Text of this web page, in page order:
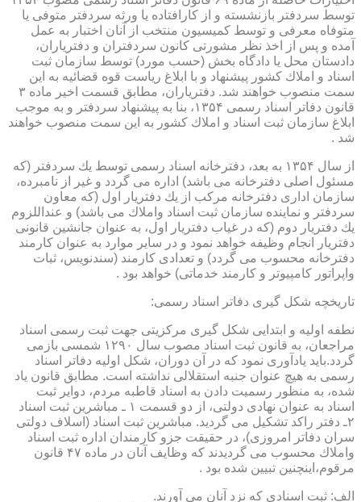
توسط سردفتر بازنشسته و از كارافتاده یا ورثه سردفتر متوفی یا
متوفاه معرفی و توسط كمیسیون منتخب از آنان اختبار به عمل
آمده و پس از اخذ نظر مشورتی كانون سردفتران و دفتریاران،
دادستان محل یا دادگاه بخش (حسب مورد) توسط سازمان ثبت
اسناد و املاك كشور پیشنهاد و با ابلاغ ریاست قوه قضائیه به این
سمت منصوب خواهند شد. دفتریاران، مطابق قسمت اخیر ماده ۳
قانون دفاتر اسناد رسمی ۱۳۵۴، بنا به پیشنهاد سردفتر و به موجب
ابلاغ سازمان ثبت اسناد و املاك كشور به این سمت منصوب خواهند
شد .
از سال ۱۳۵۴ به بعد، دفترخانه اسناد رسمی توسط یك سردفتر (كه
مسئول اصلی دفترخانه می باشد) اداره می گردد و غیر از نامبرده،
سازمان اداری دفترخانه مركب از یك دفتریار اول (كه معاون
سردفتر و نماینده سازمان ثبت اسناد واملاك می باشد) و عنداللزوم
یك دفتریار دوم (كه در غیاب دفتریار اول، به عنوان جانشین قانونی
دفتریار انجام وظیفه خواهد نمود و در سایر موارد به عنوان كارمند
دفترخانه محسوب می گردد) و تعدادی كارمند (سندنویس، ثبات
واپراتور كامپیوتر و كارمند خدماتی) خواهد بود .
تاریخچه شكل گیری دفاتر اسناد رسمی:
نطفه اولیه و ابتدایی شكل گیری مركزیتی جهت ثبت رسمی اسناد
مراجعان، به قانون ثبت اسناد مصوب سال ۱۲۹۰ شمسی بازمی
گردد.باید یادآوری نمود كه در آن دوران، شكل اولیه دفاتر اسناد
رسمی به هیچ عنوان جنبه استقلالی نداشته است. مطابق قانون یاد
شده، به منظور رسمیت دادن به اسناد قاطبه مردم، دوایر ثبت
اسناد به عنوان نهادی دولتی، از دو قسمت ۱ ـ مباشرین ثبت اسناد
۲ـ دفتر راكد تشكیل می گردید. مباشرین ثبت اسناد (اسلاف دولتی
سران دفاتر امروزی)، در حقیقت جزو كارمندان اداره ثبت اسناد
واملاك محسوب می گردیدند كه وظایف آنان در ماده ۴۷ قانون
مرقوم،اینچنین تبیین شده بود .
الف: ثبت اسنادی كه نزد آنان می آورند.